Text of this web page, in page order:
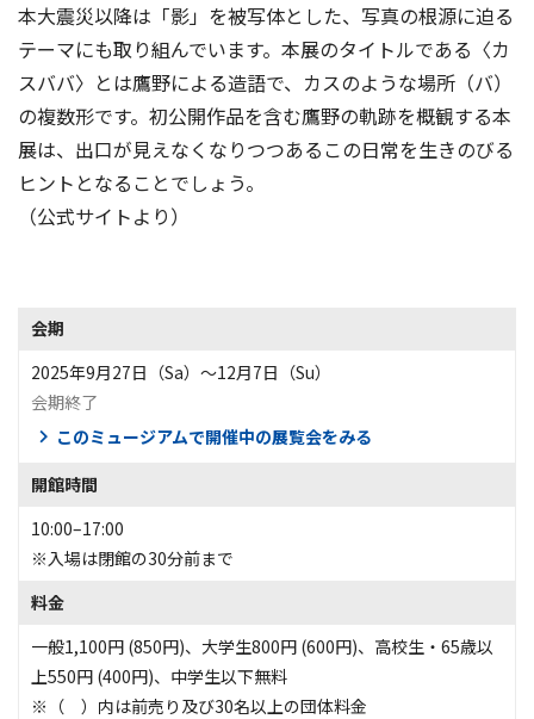
本大震災以降は「影」を被写体とした、写真の根源に迫る
テーマにも取り組んでいます。本展のタイトルである〈カ
スババ〉とは鷹野による造語で、カスのような場所（バ）
の複数形です。初公開作品を含む鷹野の軌跡を概観する本
展は、出口が見えなくなりつつあるこの日常を生きのびる
ヒントとなることでしょう。
（公式サイトより）
会期
2025年9月27日（Sa）〜12月7日（Su）
会期終了
このミュージアムで開催中の展覧会をみる
開館時間
10:00–17:00
※入場は閉館の30分前まで
料金
一般1,100円 (850円)、大学生800円 (600円)、高校生・65歳以
上550円 (400円)、中学生以下無料
※（ ）内は前売り及び30名以上の団体料金